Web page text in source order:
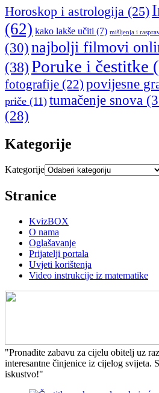
Horoskop i astrologija (25)
(62) kako lakše učiti (7) mišljenja i
(30) najbolji filmovi
(38)Poruke i čestitke
fotografije (22) povijesne
priče (11) tumačenje snova
(28)
Kategorije
Kategorije
Stranice
KvizBOX
O nama
Oglašavanje
Prijatelji portala
Uvjeti korištenja
Video instrukcije iz matematike
"Pronađite zabavu za cijelu obitelj uz
interesantne činjenice iz cijelog svijeta.
iskustvo!"